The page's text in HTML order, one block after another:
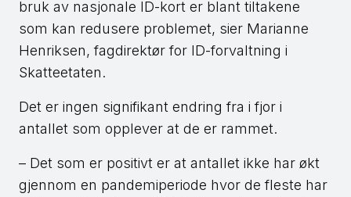
bruk av nasjonale ID-kort er blant tiltakene
som kan redusere problemet, sier Marianne
Henriksen, fagdirektør for ID-forvaltning i
Skatteetaten.
Det er ingen signifikant endring fra i fjor i
antallet som opplever at de er rammet.
– Det som er positivt er at antallet ikke har økt
gjennom en pandemiperiode hvor de fleste har